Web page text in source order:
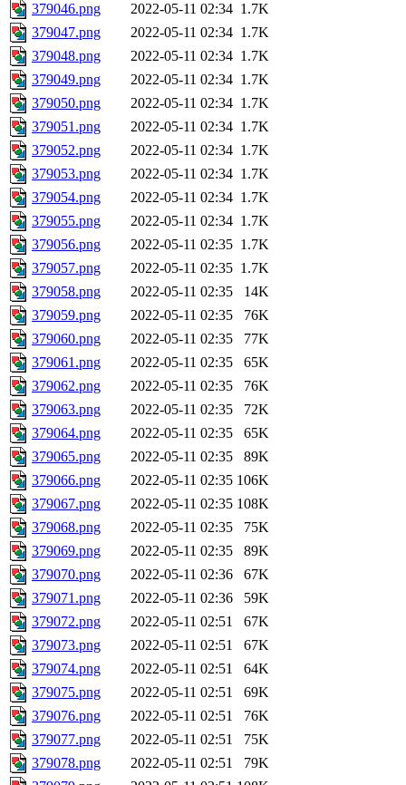
379046.png
2022-05-11 02:34 1.7K
379047.png
2022-05-11 02:34 1.7K
379048.png
2022-05-11 02:34 1.7K
379049.png
2022-05-11 02:34 1.7K
379050.png
2022-05-11 02:34 1.7K
379051.png
2022-05-11 02:34 1.7K
379052.png
2022-05-11 02:34 1.7K
379053.png
2022-05-11 02:34 1.7K
379054.png
2022-05-11 02:34 1.7K
379055.png
2022-05-11 02:34 1.7K
379056.png
2022-05-11 02:35 1.7K
379057.png
2022-05-11 02:35 1.7K
379058.png
2022-05-11 02:35
14K
379059.png
2022-05-11 02:35
76K
379060.png
2022-05-11 02:35
77K
379061.png
2022-05-11 02:35
65K
379062.png
2022-05-11 02:35
76K
379063.png
2022-05-11 02:35
72K
379064.png
2022-05-11 02:35
65K
379065.png
2022-05-11 02:35
89K
379066.png
2022-05-11 02:35 106K
379067.png
2022-05-11 02:35 108K
379068.png
2022-05-11 02:35
75K
379069.png
2022-05-11 02:35
89K
379070.png
2022-05-11 02:36
67K
379071.png
2022-05-11 02:36
59K
379072.png
2022-05-11 02:51
67K
379073.png
2022-05-11 02:51
67K
379074.png
2022-05-11 02:51
64K
379075.png
2022-05-11 02:51
69K
379076.png
2022-05-11 02:51
76K
379077.png
2022-05-11 02:51
75K
379078.png
2022-05-11 02:51
79K